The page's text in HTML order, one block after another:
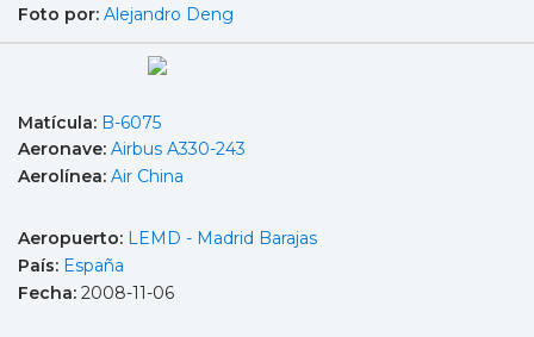
Foto por: Alejandro Deng
Matícula: B-6075
Aeronave: Airbus A330-243
Aerolínea: Air China
Aeropuerto: LEMD - Madrid Barajas
País: España
Fecha: 2008-11-06